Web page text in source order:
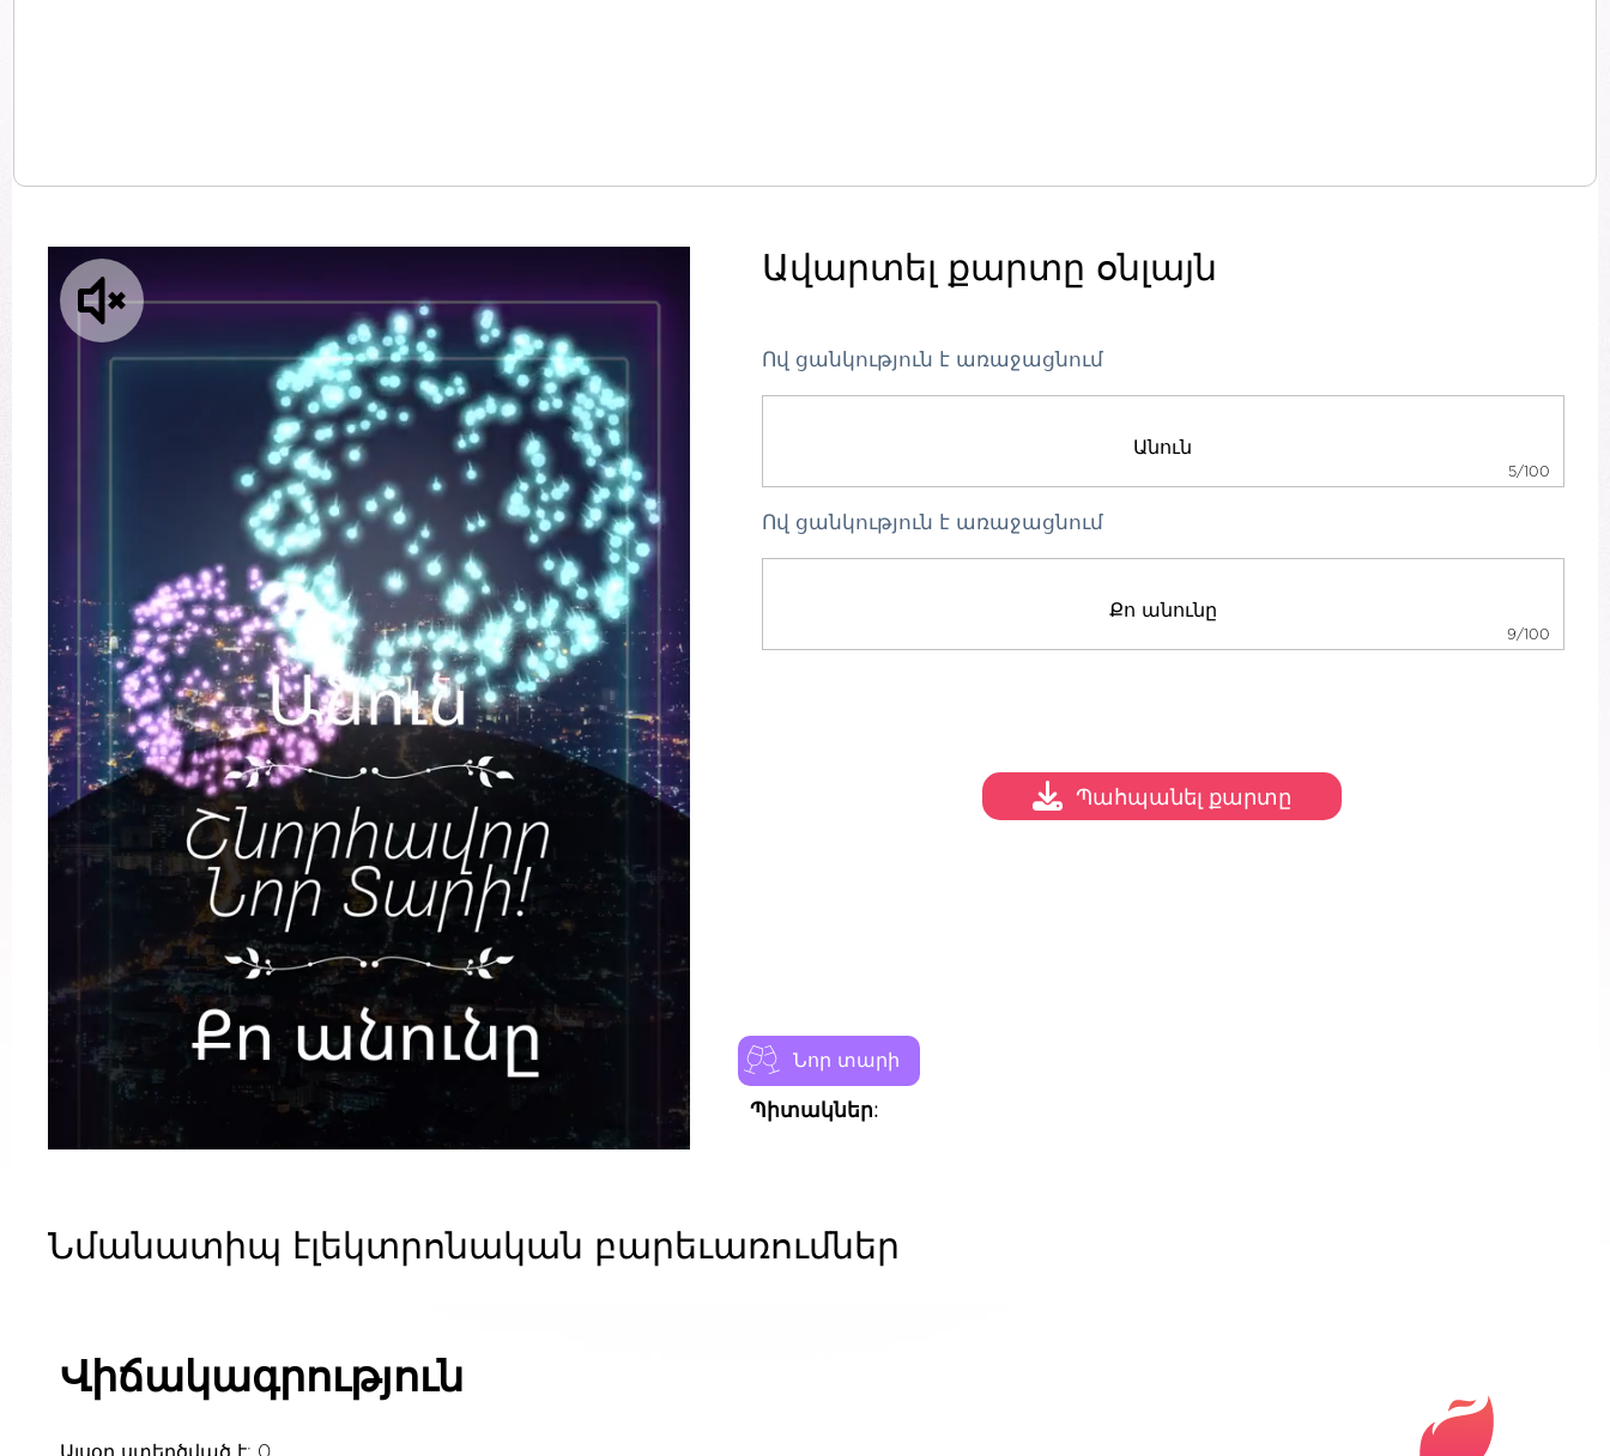
Ավարտել քարտը օնլայն
Ով ցանկություն է առաջացնում
5/100
Ով ցանկություն է առաջացնում
9/100
Նոր տարի
Պիտակներ:
Պահպանել քարտը
Նմանատիպ էլեկտրոնական բարեւառումներ
Վիճակագրություն